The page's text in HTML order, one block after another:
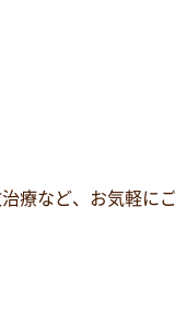
療など、お気軽に